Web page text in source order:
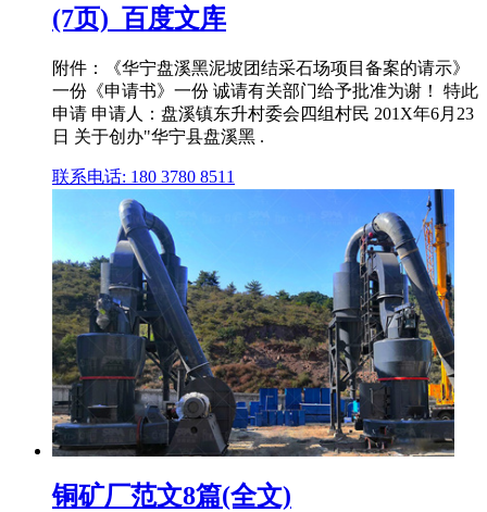
(7页)_百度文库
附件：《华宁盘溪黑泥坡团结采石场项目备案的请示》
一份《申请书》一份 诚请有关部门给予批准为谢！ 特此
申请 申请人：盘溪镇东升村委会四组村民 201X年6月23
日 关于创办"华宁县盘溪黑 .
联系电话: 180 3780 8511
铜矿厂范文8篇(全文)